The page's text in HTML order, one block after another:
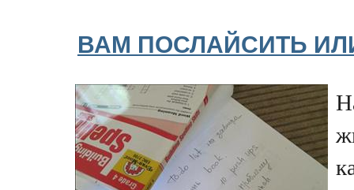
ВАМ ПОСЛАЙСИТЬ